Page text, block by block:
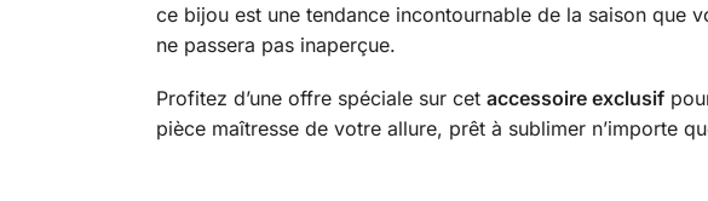
ce bijou est une tendance incontournable de la saison que
ne passera pas inaperçue.
Profitez d’une offre spéciale sur cet accessoire exclusif
pièce maîtresse de votre allure, prêt à sublimer n’importe